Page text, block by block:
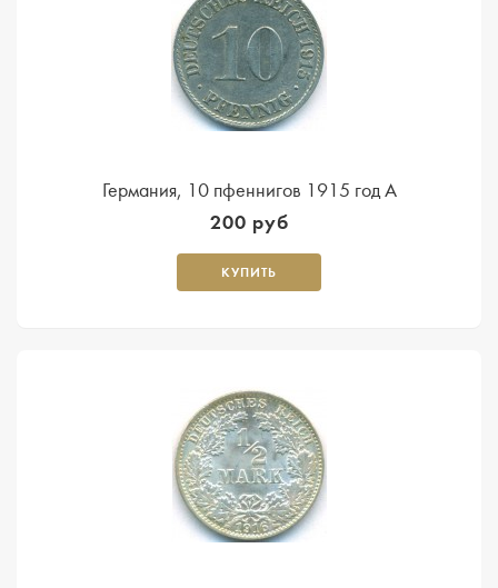
Германия, 10 пфеннигов 1915 год A
200 руб
КУПИТЬ